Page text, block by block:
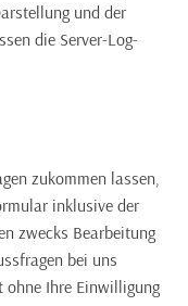
und der
die Server-Log-
zukommen lassen,
inklusive der
zwecks Bearbeitung
bei uns
ohne Ihre Einwilligung